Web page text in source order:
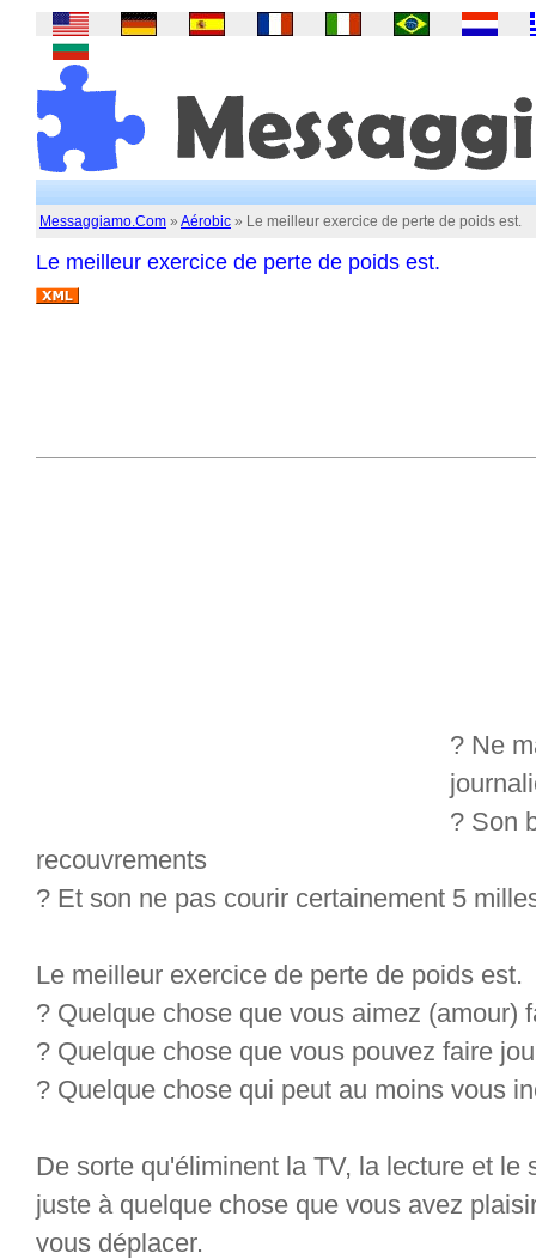
Messaggiamo.Com » Aérobic » Le meilleur exercice de perte de poids est.
Le meilleur exercice de perte de poids est.
? Ne
? Son
recouvrements
? Et son ne pas courir certainement 5
Le meilleur exercice de perte de poids est.
? Quelque chose que vous aimez (amour)
? Quelque chose que vous pouvez faire
? Quelque chose qui peut au moins vous
De sorte qu'éliminent la TV, la lecture et
juste à quelque chose que vous avez
vous déplacer.